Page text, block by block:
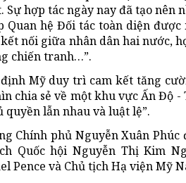
hợp tác ngày nay đã tạo nên
Quan hệ Đối tác toàn diện
nối giữa nhân dân hai nước,
chiến tranh…”.
Mỹ duy trì cam kết tăng
chia sẻ về một khu vực Ấn Độ
lẫn nhau và luật lệ”.
Chính phủ Nguyễn Xuân
Quốc hội Nguyễn Thị Kim
Pence và Chủ tịch Hạ viện Mỹ